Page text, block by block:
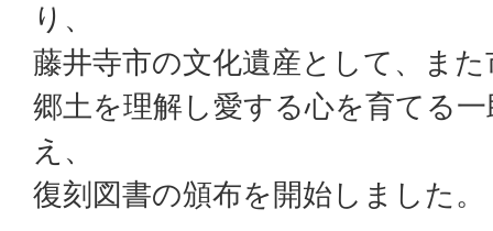
り、
藤井寺市の文化遺産として、ま
郷土を理解し愛する心を育てる
え、
復刻図書の頒布を開始しました。